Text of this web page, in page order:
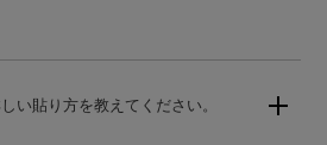
い貼り方を教えてください。